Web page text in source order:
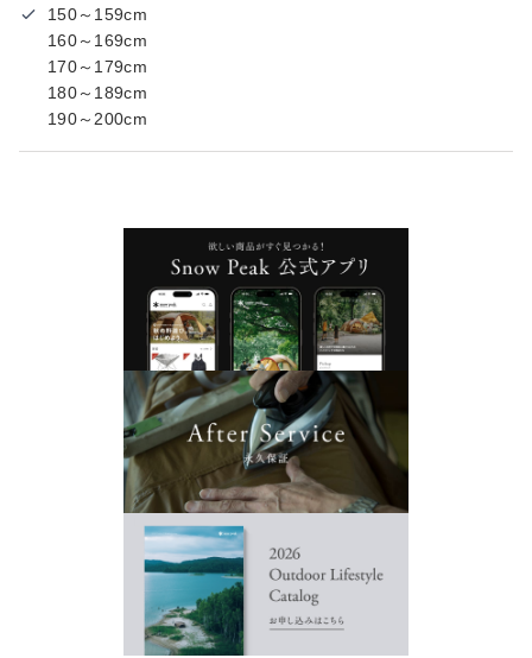
150～159cm
160～169cm
170～179cm
180～189cm
190～200cm